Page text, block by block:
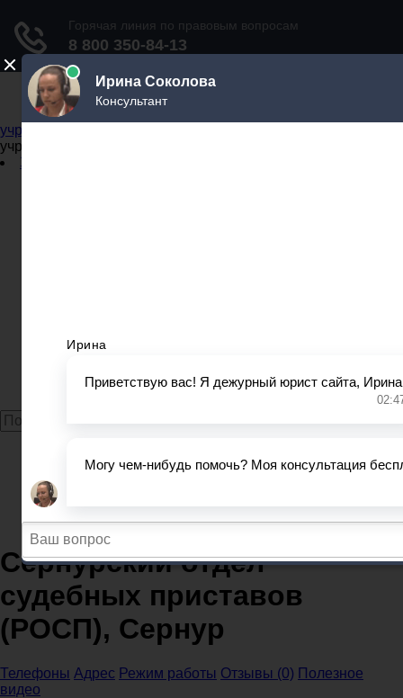
Не официальный справочник государственных
учреждений
учреждений
Задать вопрос юристу
Судебные приставы
Задать вопрос юристу
Судебные приставы
Республика Марий Эл
Сернурский отдел судебных приставов (РОСП),
Сернур
Сернурский отдел
судебных приставов
(РОСП), Сернур
Телефоны Адрес Режим работы Отзывы (0) Полезное
видео